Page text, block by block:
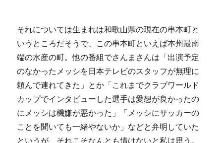
それについては生まれは和歌山県の現在の串本町と
いうところだそうで、この串本町といえば本州最南
端の水産の町。他の番組でさんまさんは「出演予定
のなかったメッシを日本テレビのスタッフが無理に
頼んで連れてきた」とか「これまでクラブワールド
カップでインタビューした選手は愛想が良かったの
にメッシは機嫌が悪かった」「メッシにサッカーの
ことを聞いても一緒やないか」などと弁明していた
というが、それこそなんとも情けないと私は思う。